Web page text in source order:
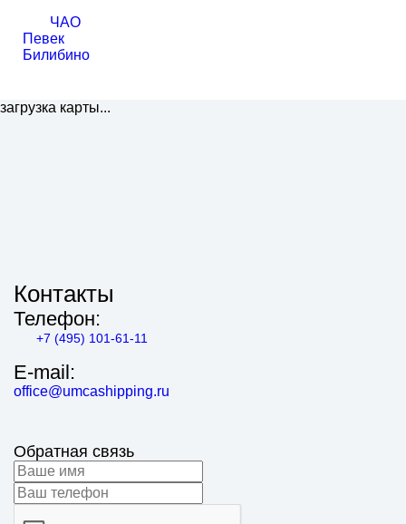
ЧАО
Певек
Билибино
загрузка карты...
Контакты
Телефон:
+7 (495) 101-61-11
E-mail:
office@umcashipping.ru
Обратная связь